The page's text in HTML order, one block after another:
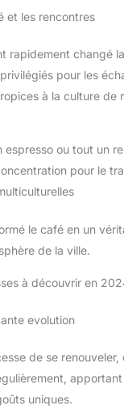
et les rencontres
rapidement changé
pour les
à la culture de
espresso ou tout un
pour le
le café en un
de la ville.
à découvrir en
evolution
de se renouveler,
uniques.